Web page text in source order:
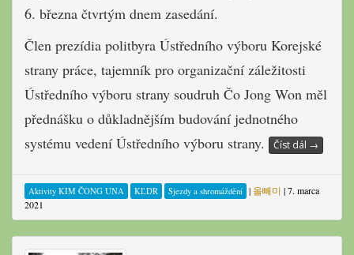
6. března čtvrtým dnem zasedání.
Člen prezídia politbyra Ústředního výboru Korejské
strany práce, tajemník pro organizační záležitosti
Ústředního výboru strany soudruh Čo Jong Won měl
přednášku o důkladnějším budování jednotného
systému vedení Ústředního výboru strany.
Číst dál →
Aktivity KIM ČONG UNA KĽDR Sjezdy a shromáždění | 올빼미 |7. marca
2021